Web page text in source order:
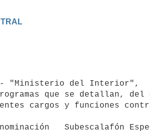
- "Ministerio del Interior",
que se detallan, del
cargos y funciones
Subescalafón